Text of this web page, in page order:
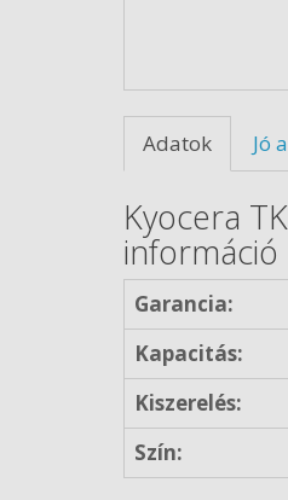
Adatok Jó
Kyocera
információ
Garancia:
Kapacitás:
Kiszerelés:
Szín: